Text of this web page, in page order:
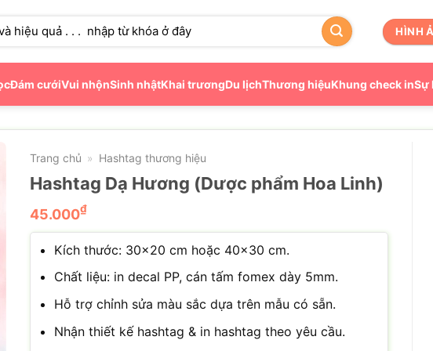
HÌNH
Đám cướiVui nhộnSinh nhậtKhai trươngDu lịchThương hiệuKhung check inSự
Trang chủ » Hashtag thương hiệu
Hashtag Dạ Hương (Dược phẩm Hoa Linh)
45.000₫
Kích thước: 30×20 cm hoặc 40×30 cm.
Chất liệu: in decal PP, cán tấm fomex dày 5mm.
Hỗ trợ chỉnh sửa màu sắc dựa trên mẫu có sẵn.
Nhận thiết kế hashtag & in hashtag theo yêu cầu.